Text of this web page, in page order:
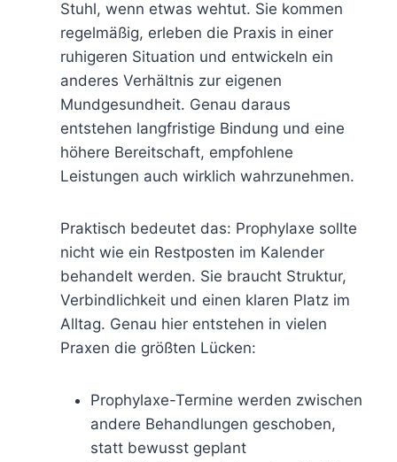
Stuhl, wenn etwas wehtut. Sie kommen
regelmäßig, erleben die Praxis in einer
ruhigeren Situation und entwickeln ein
anderes Verhältnis zur eigenen
Mundgesundheit. Genau daraus
entstehen langfristige Bindung und eine
höhere Bereitschaft, empfohlene
Leistungen auch wirklich wahrzunehmen.
Praktisch bedeutet das: Prophylaxe sollte
nicht wie ein Restposten im Kalender
behandelt werden. Sie braucht Struktur,
Verbindlichkeit und einen klaren Platz im
Alltag. Genau hier entstehen in vielen
Praxen die größten Lücken:
Prophylaxe-Termine werden zwischen
andere Behandlungen geschoben,
statt bewusst geplant